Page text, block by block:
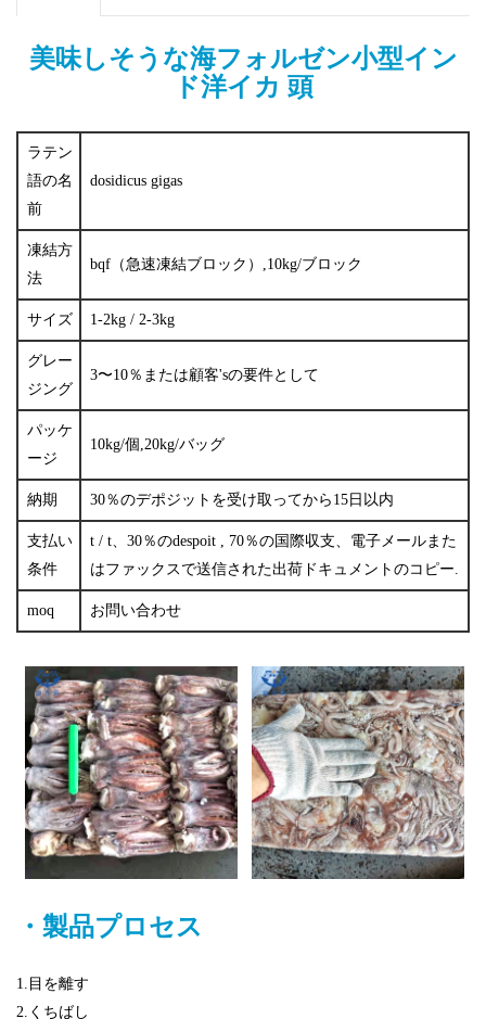
美味しそうな海フォルゼン小型イン
ド洋イカ 頭
ラテン
語の名
前
dosidicus gigas
凍結方
法
bqf（急速凍結ブロック）,10kg/ブロック
サイズ 1-2kg / 2-3kg
グレー
ジング
3〜10％または顧客'sの要件として
パッケ
ージ
10kg/個,20kg/バッグ
納期 30％のデポジットを受け取ってから15日以内
支払い
条件
t / t、30％のdespoit , 70％の国際収支、電子メールまた
はファックスで送信された出荷ドキュメントのコピー.
moq お問い合わせ
・製品プロセス
1.目を離す
2.くちばし